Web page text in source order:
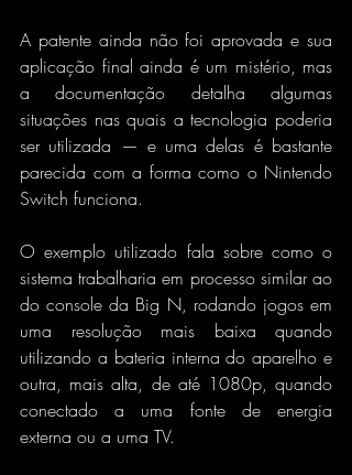
A patente ainda não foi aprovada e sua
aplicação final ainda é um mistério, mas
a documentação detalha algumas
situações nas quais a tecnologia poderia
ser utilizada — e uma delas é bastante
parecida com a forma como o Nintendo
Switch funciona.
O exemplo utilizado fala sobre como o
sistema trabalharia em processo similar ao
do console da Big N, rodando jogos em
uma resolução mais baixa quando
utilizando a bateria interna do aparelho e
outra, mais alta, de até 1080p, quando
conectado a uma fonte de energia
externa ou a uma TV.